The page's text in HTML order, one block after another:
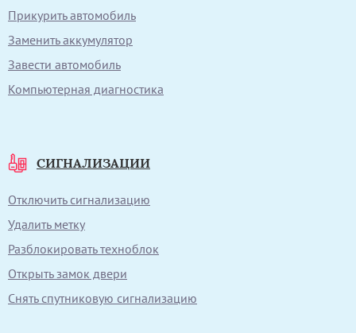
Прикурить автомобиль
Заменить аккумулятор
Завести автомобиль
Компьютерная диагностика
СИГНАЛИЗАЦИИ
Отключить сигнализацию
Удалить метку
Разблокировать техноблок
Открыть замок двери
Снять спутниковую сигнализацию